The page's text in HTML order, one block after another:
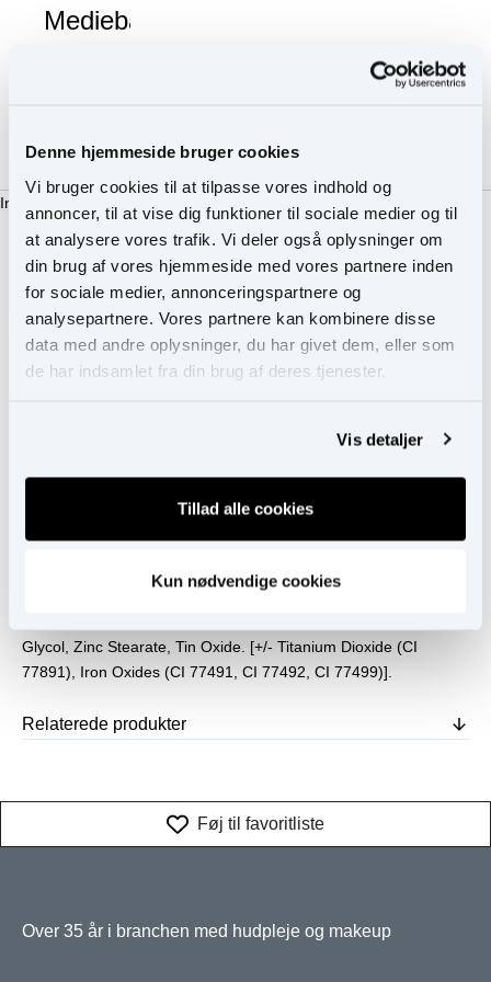
Denne hjemmeside bruger cookies
Vi bruger cookies til at tilpasse vores indhold og
annoncer, til at vise dig funktioner til sociale medier og til
at analysere vores trafik. Vi deler også oplysninger om
din brug af vores hjemmeside med vores partnere inden
for sociale medier, annonceringspartnere og
analysepartnere. Vores partnere kan kombinere disse
data med andre oplysninger, du har givet dem, eller som
de har indsamlet fra din brug af deres tjenester.
Vis detaljer
Tillad alle cookies
Kun nødvendige cookies
Mediebank
Indkøbskurv
Din indkøbskurv er tom
Fortsæt med at handle
Du skal være logget ind for at se dette produkt.
Anvendelse
Mica, Synthetic Fluorphlogopite, Octyldodecyl Stearoyl Stearate,
Caprylic/Capric Triglyceride, Boron Nitride, Butyrospermum
Parkii (Shea) Butter, Simmondsia Chinensis (Jojoba) Seed Oil,
Glycol, Zinc Stearate, Tin Oxide. [+/- Titanium Dioxide (CI
77891), Iron Oxides (CI 77491, CI 77492, CI 77499)].
Relaterede produkter
Føj til favoritliste
Over 35 år i branchen med hudpleje og makeup